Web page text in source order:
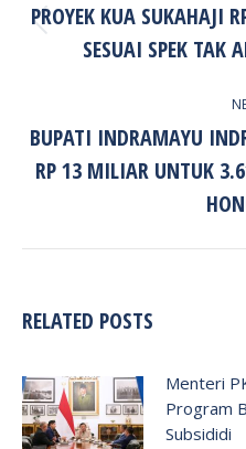
PROYEK KUA SUKAHAJI
SESUAI SPEK TAK
BUPATI INDRAMAYU
RP 13 MILIAR UNTUK
RELATED POSTS
Menteri
Program
Subsididi